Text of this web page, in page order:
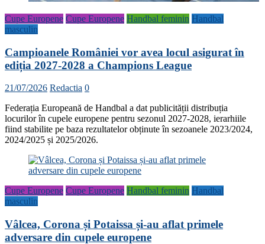
Cupe Europene Cupe Europene Handbal feminin Handbal
masculin
Campioanele României vor avea locul asigurat în
ediția 2027-2028 a Champions League
21/07/2026 Redactia 0
Federația Europeană de Handbal a dat publicității distribuția
locurilor în cupele europene pentru sezonul 2027-2028, ierarhiile
fiind stabilite pe baza rezultatelor obținute în sezoanele 2023/2024,
2024/2025 și 2025/2026.
Cupe Europene Cupe Europene Handbal feminin Handbal
masculin
Vâlcea, Corona și Potaissa și-au aflat primele
adversare din cupele europene